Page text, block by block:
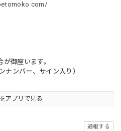
御座います。
ナンバー、サイン入り）
アプリで見る
通報する